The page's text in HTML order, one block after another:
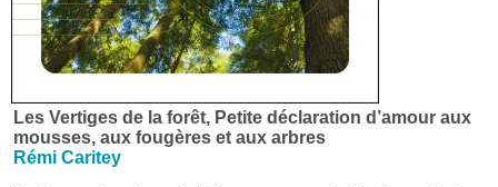
Les Vertiges de la forêt, Petite déclaration d’amour aux
mousses, aux fougères et aux arbres
Rémi Caritey